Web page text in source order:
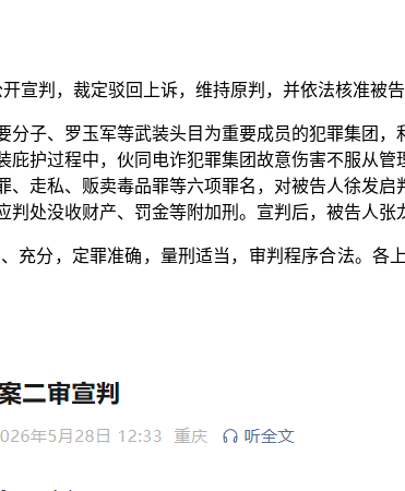
判，裁定驳回上诉，维持原判，并依法核准被告
、罗玉军等武装头目为重要成员的犯罪集团，
护过程中，伙同电诈犯罪集团故意伤害不服从
走私、贩卖毒品罪等六项罪名，对被告人徐发
处没收财产、罚金等附加刑。宣判后，被告人张
分，定罪准确，量刑适当，审判程序合法。各